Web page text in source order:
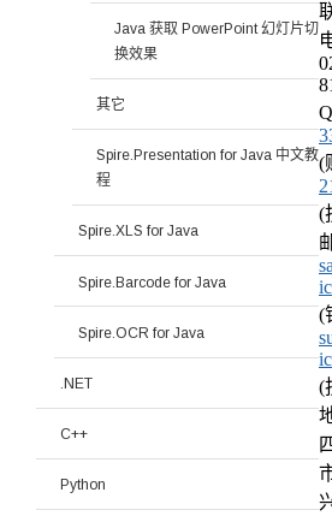
Java 获取 PowerPoint 幻灯片切
换效果
其它
Spire.Presentation for Java 中文教
程
Spire.XLS for Java
Spire.Barcode for Java
Spire.OCR for Java
.NET
C++
Python
(
(
(
(